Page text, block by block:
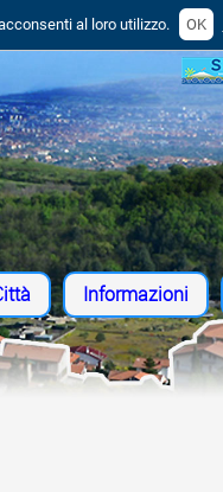
al loro utilizzo. OK
Informazioni